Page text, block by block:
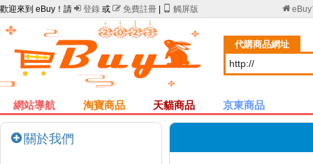
歡迎來到 eBuy！請  登錄 或  免費註冊 觸屏版 eBuy
代購商品網址
網站導航 淘寶商品 天貓商品 京東商品
關於我們